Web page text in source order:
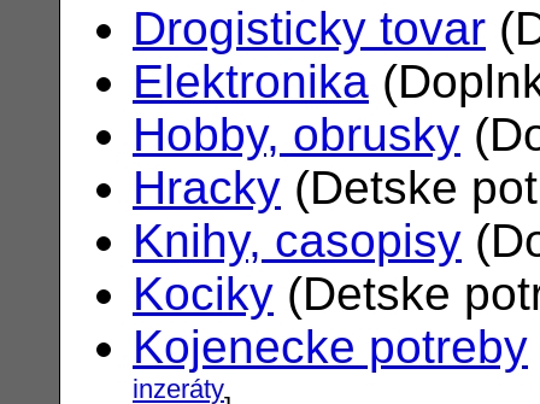
Drogisticky tovar
Elektronika
Hobby, obrusky
Hracky (Detske
Knihy, casopisy
Kociky (Detske
Kojenecke potreby